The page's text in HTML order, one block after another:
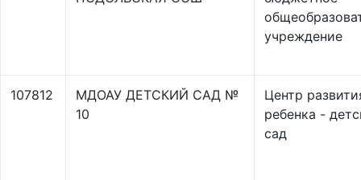
учреждение
107812
МДОАУ ДЕТСКИЙ САД №
10
Центр
ребенка -
сад